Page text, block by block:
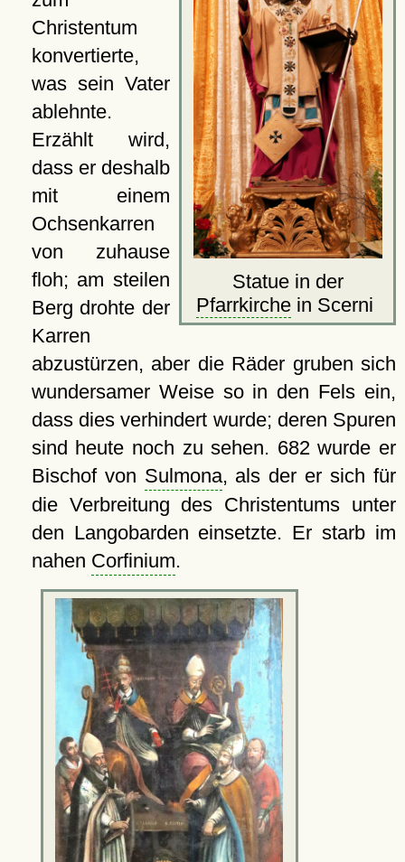
Statue in der
Pfarrkirche in Scerni
Christentum
konvertierte,
was sein Vater
ablehnte.
Erzählt wird,
dass er deshalb
mit einem
Ochsenkarren
von zuhause
floh; am steilen
Berg drohte der
Karren
abzustürzen, aber die Räder gruben sich
wundersamer Weise so in den Fels ein,
dass dies verhindert wurde; deren Spuren
sind heute noch zu sehen. 682 wurde er
Bischof von Sulmona, als der er sich für
die Verbreitung des Christentums unter
den Langobarden einsetzte. Er starb im
nahen Corfinium.